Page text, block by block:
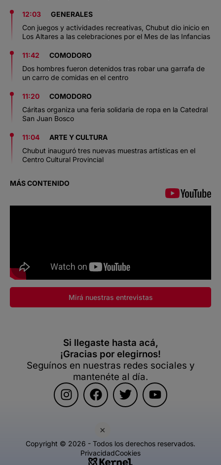
×
12:03
GENERALES
Con juegos y actividades recreativas, Chubut dio inicio en
Los Altares a las celebraciones por el Mes de las Infancias
11:42
COMODORO
Dos hombres fueron detenidos tras robar una garrafa de
un carro de comidas en el centro
11:20
COMODORO
Cáritas organiza una feria solidaria de ropa en la Catedral
San Juan Bosco
11:04
ARTE Y CULTURA
Chubut inauguró tres nuevas muestras artísticas en el
Centro Cultural Provincial
MÁS CONTENIDO
Mirá nuestras entrevistas
Si llegaste hasta acá,
¡Gracias por elegirnos!
Seguínos en nuestras redes sociales y
mantenéte al día.
Copyright © 2026 - Todos los derechos reservados.
PrivacidadCookies